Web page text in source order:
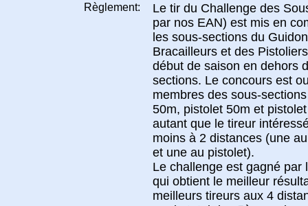
Règlement:
Le tir du Challenge des
par nos EAN) est mis en
les sous-sections du
Bracailleurs et des
début de saison en dehors
sections. Le concours est
membres des sous-
50m, pistolet 50m et
autant que le tireur
moins à 2 distances (une
et une au pistolet).
Le challenge est gagné par
qui obtient le meilleur
meilleurs tireurs aux 4